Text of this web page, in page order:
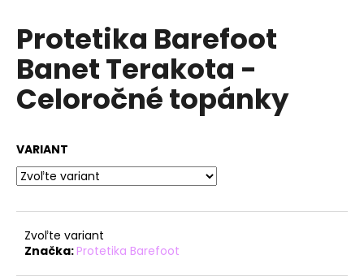
Protetika Barefoot
Banet Terakota -
Celoročné topánky
VARIANT
Zvoľte variant
Značka:Protetika Barefoot
j
s
ť
?
HĽADAŤ
O